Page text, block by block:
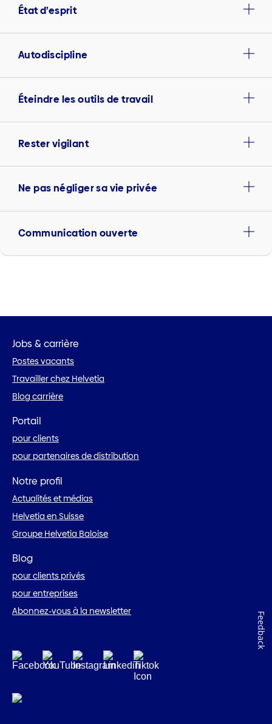
État d’esprit
Autodiscipline
Éteindre les outils de travail
Rester vigilant
Ne pas négliger sa vie privée
Communication ouverte
Jobs & carrière
Postes vacants
Travailler chez Helvetia
Blog carrière
Portail
pour clients
pour partenaires de distribution
Notre profil
Actualités et médias
Helvetia en Suisse
Groupe Helvetia Baloise
Blog
pour clients privés
pour entreprises
Abonnez-vous à la newsletter
Feedback